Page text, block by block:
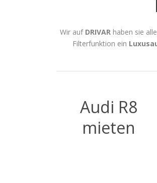
Wir auf DRIVAR haben sie
Filterfunktion ein
Audi R8
mieten